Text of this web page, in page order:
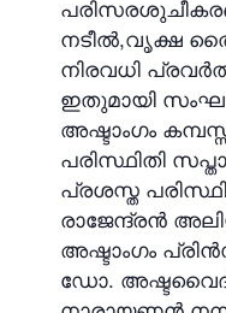
നടീൽ,വൃക്ഷ തൈ
നിരവധി
ഇതുമായി
അഷ്ടാംഗം
പരിസ്ഥിതി
പ്രശസ്ത
രാജേന്ദ്രൻ
അഷ്ടാംഗം
ഡോ.